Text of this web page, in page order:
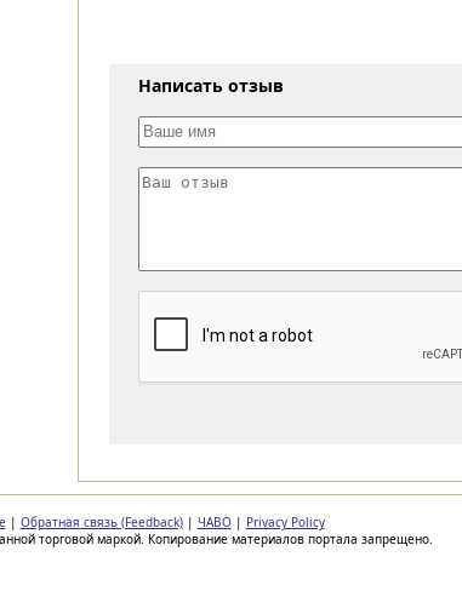
Написать отзыв
| Обратная связь (Feedback) | ЧАВО | Privacy Policy
торговой маркой. Копирование материалов портала запрещено.